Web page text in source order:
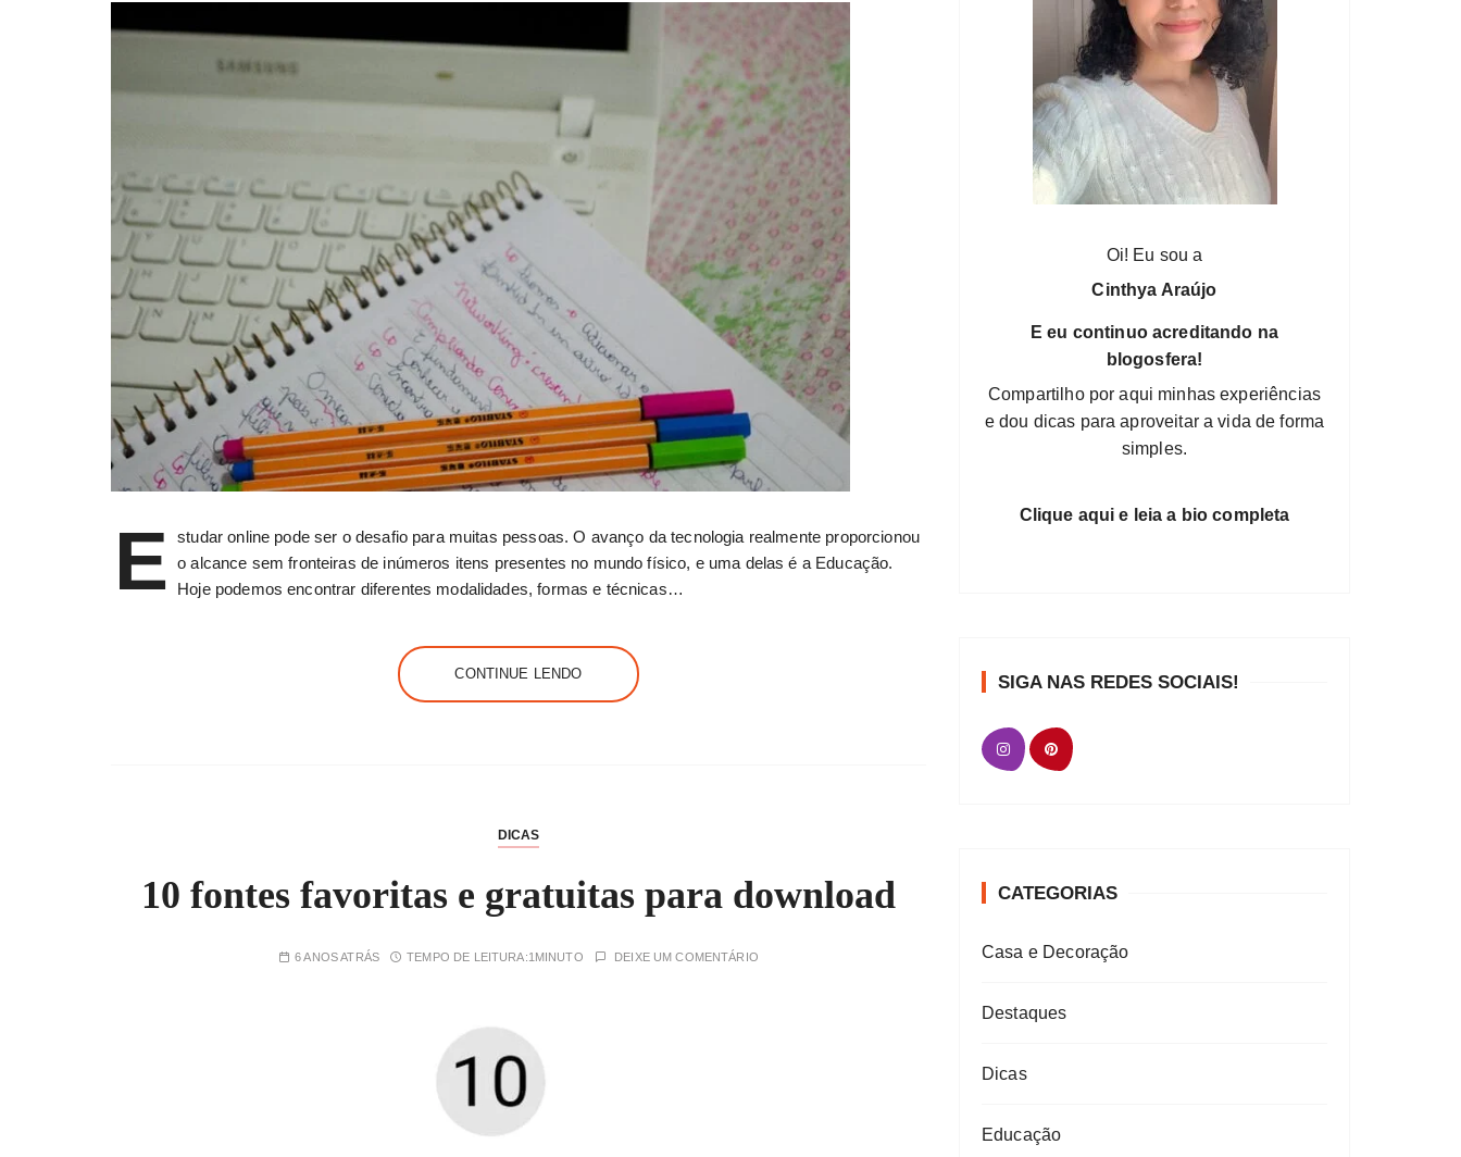
E
studar online pode ser o desafio para muitas pessoas. O avanço da tecnologia realmente proporcionou
o alcance sem fronteiras de inúmeros itens presentes no mundo físico, e uma delas é a Educação.
Hoje podemos encontrar diferentes modalidades, formas e técnicas…
CONTINUE LENDO
DICAS
10 fontes favoritas e gratuitas para download
6 ANOS ATRÁS TEMPO DE LEITURA:1MINUTO DEIXE UM COMENTÁRIO
Oi! Eu sou a
Cinthya Araújo
E eu continuo acreditando na
blogosfera!
Compartilho por aqui minhas experiências
e dou dicas para aproveitar a vida de forma
simples.
Clique aqui e leia a bio completa
SIGA NAS REDES SOCIAIS!
CATEGORIAS
Casa e Decoração
Destaques
Dicas
Educação